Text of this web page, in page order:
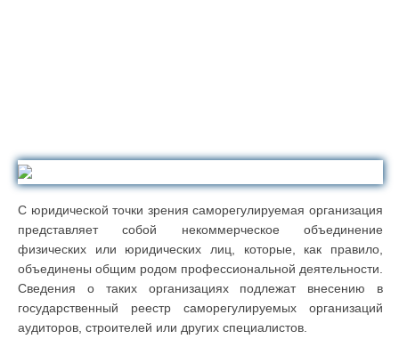
С юридической точки зрения саморегулируемая организация
представляет собой некоммерческое объединение
физических или юридических лиц, которые, как правило,
объединены общим родом профессиональной деятельности.
Сведения о таких организациях подлежат внесению в
государственный реестр саморегулируемых организаций
аудиторов, строителей или других специалистов.